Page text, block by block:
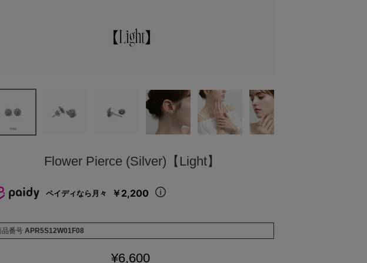
Flower Pierce (Silver)【Light】
ペイディなら月々 ￥2,200
品番号 APR5S12W01F08
¥6,600